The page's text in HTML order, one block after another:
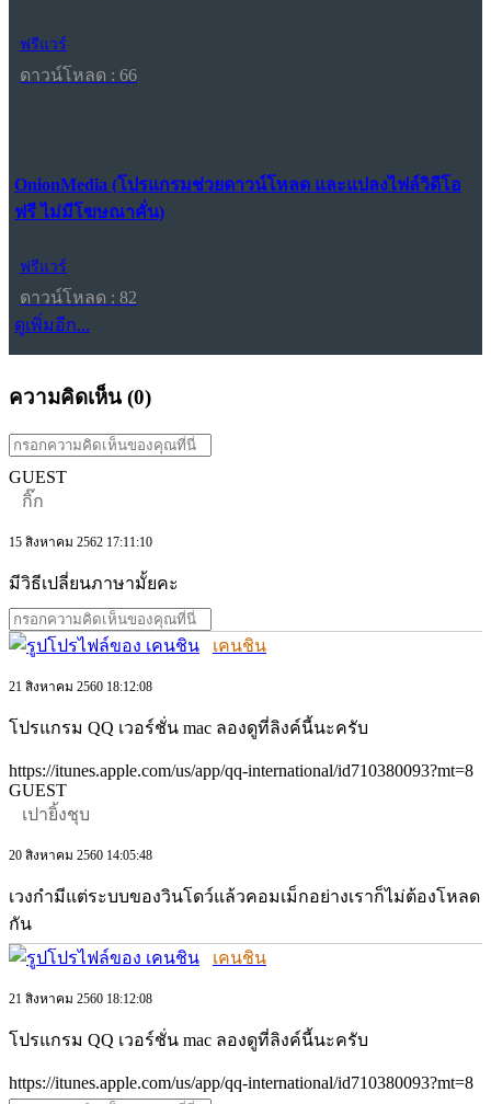
ฟรีแวร์
ดาวน์โหลด : 66
OnionMedia (โปรแกรมช่วยดาวน์โหลด และแปลงไฟล์วิดีโอ
ฟรี ไม่มีโฆษณาคั่น)
ฟรีแวร์
ดาวน์โหลด : 82
ดูเพิ่มอีก...
ความคิดเห็น (0)
GUEST
กิ๊ก
15 สิงหาคม 2562 17:11:10
มีวิธีเปลี่ยนภาษามั้ยคะ
เคนชิน
21 สิงหาคม 2560 18:12:08
โปรแกรม QQ เวอร์ชั่น mac ลองดูที่ลิงค์นี้นะครับ
https://itunes.apple.com/us/app/qq-international/id710380093?mt=8
GUEST
เปายิ้งชุบ
20 สิงหาคม 2560 14:05:48
เวงกำมีแต่ระบบของวินโดว์แล้วคอมเม็กอย่างเราก็ไม่ต้องโหลด
กัน
เคนชิน
21 สิงหาคม 2560 18:12:08
โปรแกรม QQ เวอร์ชั่น mac ลองดูที่ลิงค์นี้นะครับ
https://itunes.apple.com/us/app/qq-international/id710380093?mt=8